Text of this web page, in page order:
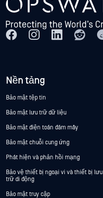
Nền tảng
Bảo mật tệp tin
Bảo mật lưu trữ dữ liệu
Bảo mật điện toán đám mây
Bảo mật chuỗi cung ứng
Phát hiện và phản hồi mạng
Bảo vệ thiết bị ngoại vi và thiết bị lưu
trữ di động
Bảo mật truy cập